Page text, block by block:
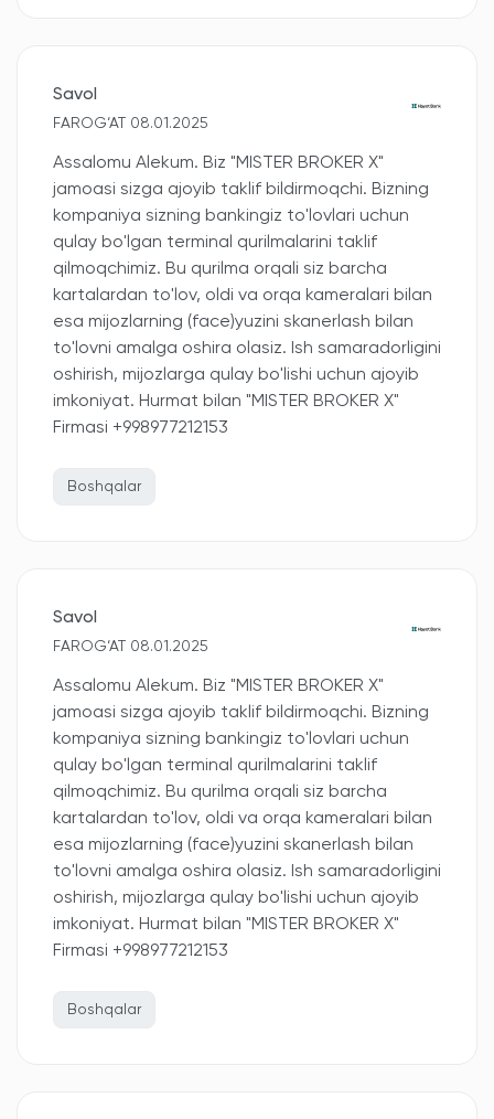
Savol
FAROG‘AT 08.01.2025
Assalomu Alekum. Biz "MISTER BROKER X"
jamoasi sizga ajoyib taklif bildirmoqchi. Bizning
kompaniya sizning bankingiz to'lovlari uchun
qulay bo'lgan terminal qurilmalarini taklif
qilmoqchimiz. Bu qurilma orqali siz barcha
kartalardan to'lov, oldi va orqa kameralari bilan
esa mijozlarning (face)yuzini skanerlash bilan
to'lovni amalga oshira olasiz. Ish samaradorligini
oshirish, mijozlarga qulay bo'lishi uchun ajoyib
imkoniyat. Hurmat bilan "MISTER BROKER X"
Firmasi +998977212153
Boshqalar
Savol
FAROG‘AT 08.01.2025
Assalomu Alekum. Biz "MISTER BROKER X"
jamoasi sizga ajoyib taklif bildirmoqchi. Bizning
kompaniya sizning bankingiz to'lovlari uchun
qulay bo'lgan terminal qurilmalarini taklif
qilmoqchimiz. Bu qurilma orqali siz barcha
kartalardan to'lov, oldi va orqa kameralari bilan
esa mijozlarning (face)yuzini skanerlash bilan
to'lovni amalga oshira olasiz. Ish samaradorligini
oshirish, mijozlarga qulay bo'lishi uchun ajoyib
imkoniyat. Hurmat bilan "MISTER BROKER X"
Firmasi +998977212153
Boshqalar